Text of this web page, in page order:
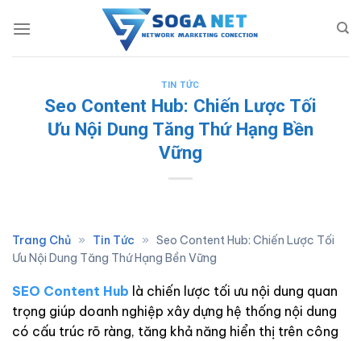
TIN TỨC
Seo Content Hub: Chiến Lược Tối
Ưu Nội Dung Tăng Thứ Hạng Bền
Vững
Trang Chủ » Tin Tức » Seo Content Hub: Chiến Lược Tối
Ưu Nội Dung Tăng Thứ Hạng Bền Vững
SEO Content Hub là chiến lược tối ưu nội dung quan
trọng giúp doanh nghiệp xây dựng hệ thống nội dung
có cấu trúc rõ ràng, tăng khả năng hiển thị trên công